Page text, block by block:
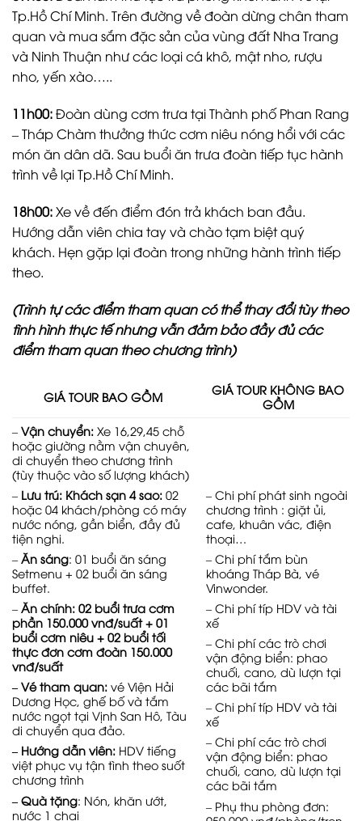
Tp.Hồ Chí Minh. Trên đường về đoàn dừng chân tham
quan và mua sắm đặc sản của vùng đất Nha Trang
và Ninh Thuận như các loại cá khô, mật nho, rượu
nho, yến xào…..
11h00:Đoàn dùng cơm trưa tại Thành phố Phan Rang
– Tháp Chàm thưởng thức cơm niêu nóng hổi với các
món ăn dân dã. Sau buổi ăn trưa đoàn tiếp tục hành
trình về lại Tp.Hồ Chí Minh.
18h00:Xe về đến điểm đón trả khách ban đầu.
Hướng dẫn viên chia tay và chào tạm biệt quý
khách. Hẹn gặp lại đoàn trong những hành trình tiếp
theo.
(Trình tự các điểm tham quan có thể thay đổi tùy theo
tình hình thực tế nhưng vẫn đảm bảo đầy đủcác
điểm tham quan theo chương trình)
GIÁ TOUR BAO GỒM
GIÁ TOUR KHÔNG BAO
GỒM
– Vận chuyển: Xe 16,29,45 chỗ
hoặc giường nằm vận chuyên,
di chuyển theo chương trình
(tùy thuộc vào số lượng khách)
– Lưu trú: Khách sạn 4 sao: 02
hoặc 04 khách/phòng có máy
nước nóng, gần biển, đầy đủ
tiện nghi.
– Ăn sáng: 01 buổi ăn sáng
Setmenu + 02 buổi ăn sáng
buffet.
– Ăn chính: 02 buổi trưa cơm
phần 150.000 vnđ/suất + 01
buổi cơm niêu + 02 buổi tối
thực đơn cơm đoàn 150.000
vnđ/suất
– Vé tham quan: vé Viện Hải
Dương Học, ghế bố và tắm
nước ngọt tại Vịnh San Hô, Tàu
di chuyển qua đảo.
– Hướng dẫn viên: HDV tiếng
việt phục vụ tận tình theo suốt
chương trình
– Quà tặng: Nón, khăn ướt,
nước 1 chai
– Chi phí phát sinh ngoài
chương trình : giặt ủi,
cafe, khuân vác, điện
thoại…
– Chi phí tắm bùn
khoáng Tháp Bà, vé
Vinwonder.
– Chi phí típ HDV và tài
xế
– Chi phí các trò chơi
vận động biển: phao
chuối, cano, dù lượn tại
các bãi tắm
– Chi phí típ HDV và tài
xế
– Chi phí các trò chơi
vận động biển: phao
chuối, cano, dù lượn tại
các bãi tắm
– Phụ thu phòng đơn: